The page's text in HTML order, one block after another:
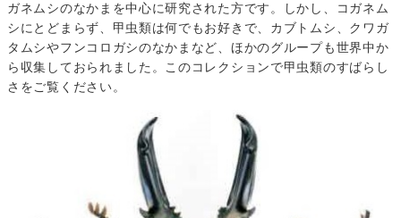
ガネムシのなかまを中心に研究された方です。しかし、コガネム
シにとどまらず、甲虫類は何でもお好きで、カブトムシ、クワガ
タムシやフンコロガシのなかまなど、ほかのグループも世界中か
ら収集しておられました。このコレクションで甲虫類のすばらし
さをご覧ください。